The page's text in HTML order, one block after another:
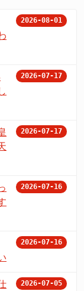
2026-08-01
2026-07-17
2026-07-17
2026-07-16
2026-07-16
2026-07-05